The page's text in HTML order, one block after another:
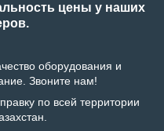
цены у наших
оборудования и
Звоните нам!
по всей территории